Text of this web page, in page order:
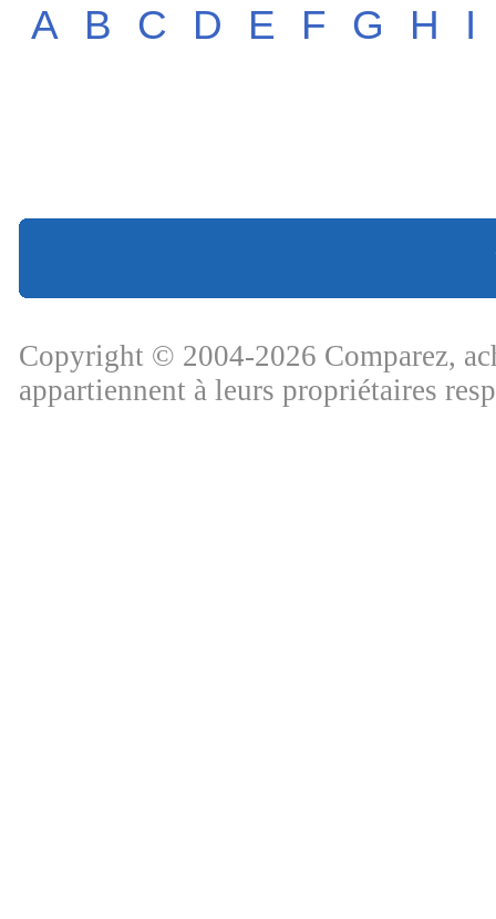
A B C D E F G H I
Copyright © 2004-2026 Comparez,
appartiennent à leurs propriétaires